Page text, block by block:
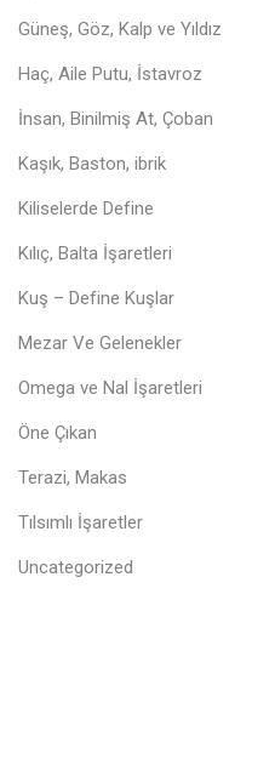
Güneş, Göz, Kalp ve Yıldız
Haç, Aile Putu, İstavroz
İnsan, Binilmiş At, Çoban
Kaşık, Baston, ibrik
Kiliselerde Define
Kılıç, Balta İşaretleri
Kuş – Define Kuşlar
Mezar Ve Gelenekler
Omega ve Nal İşaretleri
Öne Çıkan
Terazi, Makas
Tılsımlı İşaretler
Uncategorized